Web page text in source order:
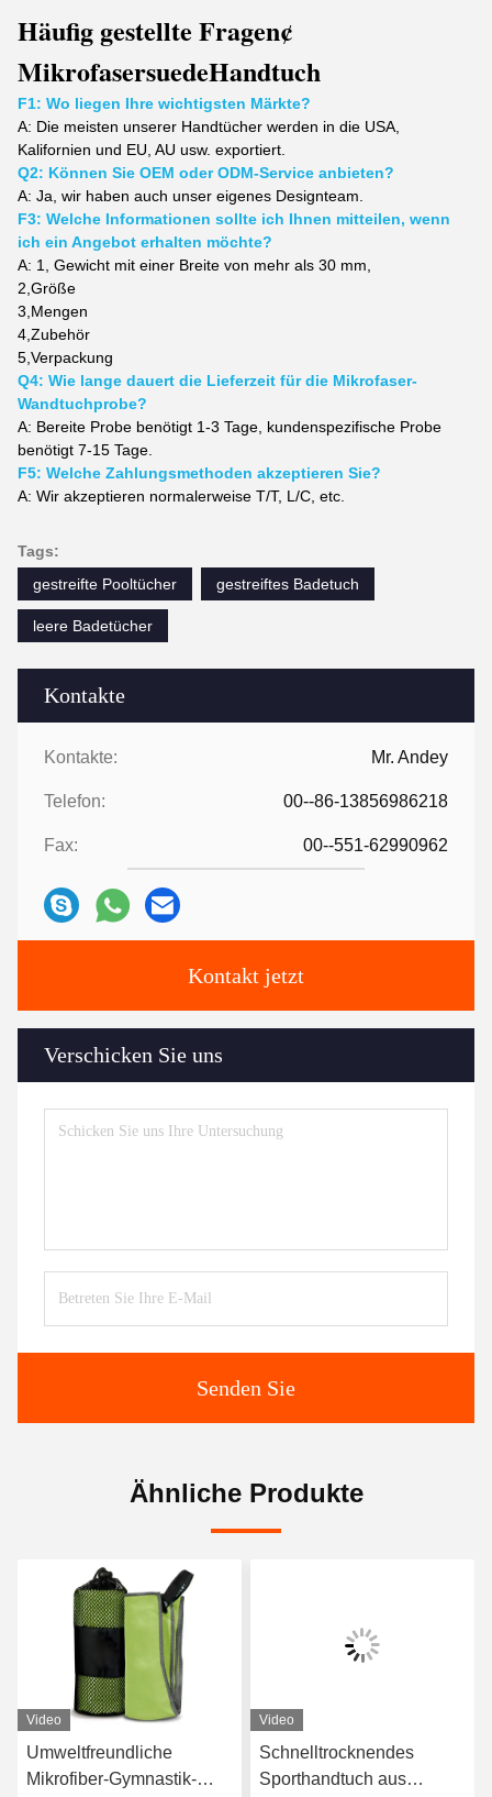
Kontakte
Kontakte: Mr. Andey
Telefon: 00--86-13856986218
Fax: 00--551-62990962
Kontakt jetzt
Verschicken Sie uns
Senden Sie
Häufig gestellte Fragen¢
MikrofasersuedeHandtuch
F1: Wo liegen Ihre wichtigsten Märkte?
A: Die meisten unserer Handtücher werden in die USA,
Kalifornien und EU, AU usw. exportiert.
Q2: Können Sie OEM oder ODM-Service anbieten?
A: Ja, wir haben auch unser eigenes Designteam.
F3: Welche Informationen sollte ich Ihnen mitteilen, wenn
ich ein Angebot erhalten möchte?
A: 1, Gewicht mit einer Breite von mehr als 30 mm,
2, Größe
3, Mengen
4, Zubehör
5, Verpackung
Q4: Wie lange dauert die Lieferzeit für die Mikrofaser-
Wandtuchprobe?
A: Bereite Probe benötigt 1-3 Tage, kundenspezifische Probe
benötigt 7-15 Tage.
F5: Welche Zahlungsmethoden akzeptieren Sie?
A: Wir akzeptieren normalerweise T/T, L/C, etc.
Tags:
gestreifte Pooltücher
gestreiftes Badetuch
leere Badetücher
Ähnliche Produkte
Video
Umweltfreundliche
Mikrofiber-Gymnastik-
Video
Schnelltrocknendes
Sporthandtuch aus